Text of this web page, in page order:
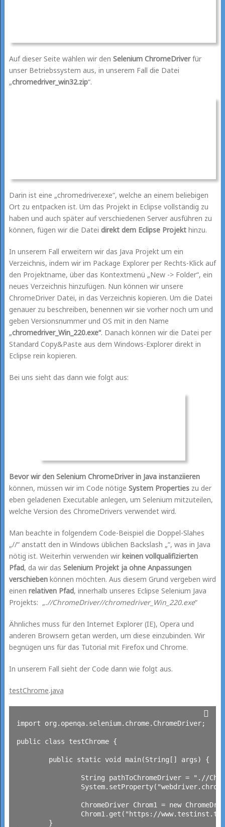
Auf dieser Seite wählen wir den Selenium ChromeDriverfür
unser Betriebssystem aus, in unserem Fall die Datei
„chromedriver_win32.zip“.
Darin ist eine „chromedriver.exe“, welche an einem beliebigen
Ort zu entpacken ist. Um das Projekt in Eclipse vollständig zu
haben und auch später auf verschiedenen Server ausführen zu
können, fügen wir die Datei direkt dem Eclipse Projekthinzu.
In unserem Fall erweitern wir das Java Projekt um ein
Verzeichnis, indem wir im Package Explorer per Rechts-Klick auf
den Projektname, über das Kontextmenü „New -> Folder“, ein
neues Verzeichnis hinzufügen. Nun können wir unsere
ChromeDriver Datei, in das Verzeichnis kopieren. Um die Datei
genauer zu beschreiben, benennen wir sie vorher noch um und
geben Versionsnummer und OS mit in den Name
„chromedriver_Win_220.exe“. Danach können wir die Datei per
Standard Copy&Paste aus dem Windows-Explorer direkt in
Eclipse rein kopieren.
Bei uns sieht das dann wie folgt aus:
Bevor wir den Selenium ChromeDriver in Java instanziieren
können, müssen wir im Code nötige System Propertieszu der
eben geladenen Executable anlegen, um Selenium mitzuteilen,
welche Version des ChromeDrivers verwendet wird.
Man beachte in folgendem Code-Beispiel die Doppel-Slahes
„//“ anstatt den in Windows üblichen Backslash „“, was in Java
nötig ist. Weiterhin verwenden wir keinen vollqualifizierten
Pfad, da wir das Selenium Projekt ja ohne Anpassungen
verschiebenkönnen möchten. Aus diesem Grund vergeben wird
einen relativen Pfad, innerhalb unseres Eclipse Selenium Java
Projekts: „.//ChromeDriver//chromedriver_Win_220.exe“
Ähnliches muss für den Internet Explorer (IE), Opera und
anderen Browsern getan werden, um diese einzubinden. Wir
begnügen uns für das Tutorial mit Firefox und Chrome.
In unserem Fall sieht der Code dann wie folgt aus.
testChrome.java
import org.openqa.selenium.chrome.ChromeDriver;
public class testChrome {